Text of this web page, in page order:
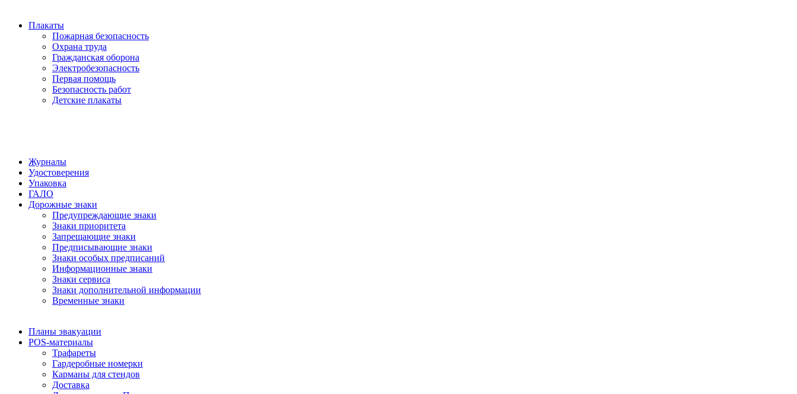
Плакаты
Пожарная безопасность
Охрана труда
Гражданская оборона
Электробезопасность
Первая помощь
Безопасность работ
Детские плакаты
Журналы
Удостоверения
Упаковка
ГАЛО
Дорожные знаки
Предупреждающие знаки
Знаки приоритета
Запрещающие знаки
Предписывающие знаки
Знаки особых предписаний
Информационные знаки
Знаки сервиса
Знаки дополнительной информации
Временные знаки
Планы эвакуации
POS-материалы
Трафареты
Гардеробные номерки
Карманы для стендов
Доставка